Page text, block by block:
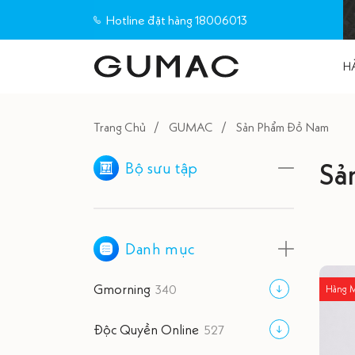
Hotline đặt hàng 18006013
Trang Chủ GUMAC Sản Phẩm Đồ Nam
Bộ sưu tập
HÀNG MỚI VỀ
GU ĐI LÀM COLLECTIONS
BST BASIC LONG TIME
Danh mục
Gmorning 340
Độc Quyền Online 527
Hàng